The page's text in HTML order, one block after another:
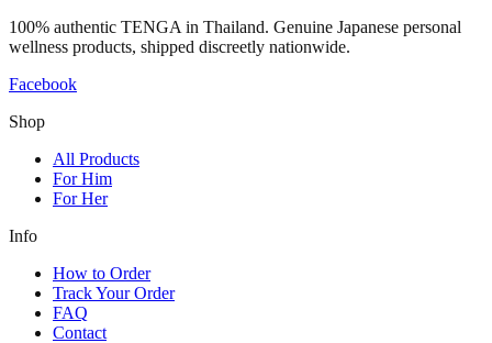
100% authentic TENGA in Thailand. Genuine Japanese personal
wellness products, shipped discreetly nationwide.
Facebook
Shop
All Products
For Him
For Her
Info
How to Order
Track Your Order
FAQ
Contact